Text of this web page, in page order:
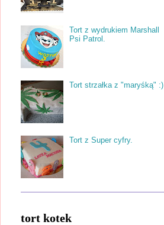
Tort z wydrukiem Marshall
Psi Patrol.
Tort strzałka z "maryśką" :)
Tort z Super cyfry.
tort kotek